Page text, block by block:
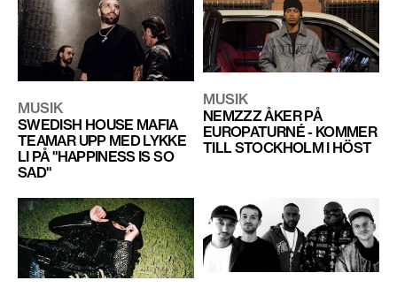
MUSIK
SWEDISH HOUSE MAFIA
TEAMAR UPP MED LYKKE
LI PÅ "HAPPINESS IS SO
SAD"
MUSIK
NEMZZZ ÅKER PÅ
EUROPATURNÉ - KOMMER
TILL STOCKHOLM I HÖST